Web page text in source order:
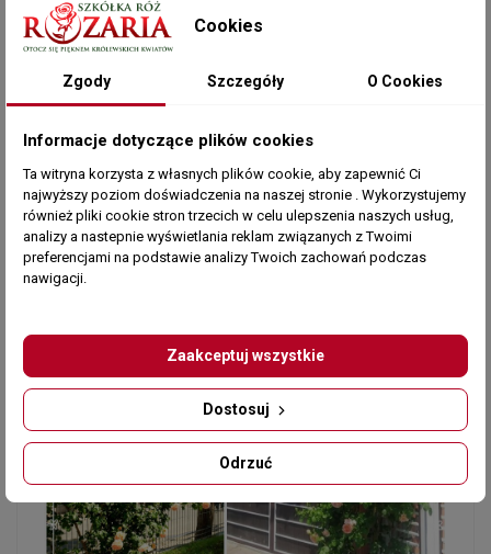
Cookies
Zgody Szczegóły O Cookies
Informacje dotyczące plików cookies
Ta witryna korzysta z własnych plików cookie, aby zapewnić Ci
najwyższy poziom doświadczenia na naszej stronie . Wykorzystujemy
również pliki cookie stron trzecich w celu ulepszenia naszych usług,
analizy a nastepnie wyświetlania reklam związanych z Twoimi
preferencjami na podstawie analizy Twoich zachowań podczas
nawigacji.
Odrzuć
Dostosuj
Zaakceptuj wszystkie